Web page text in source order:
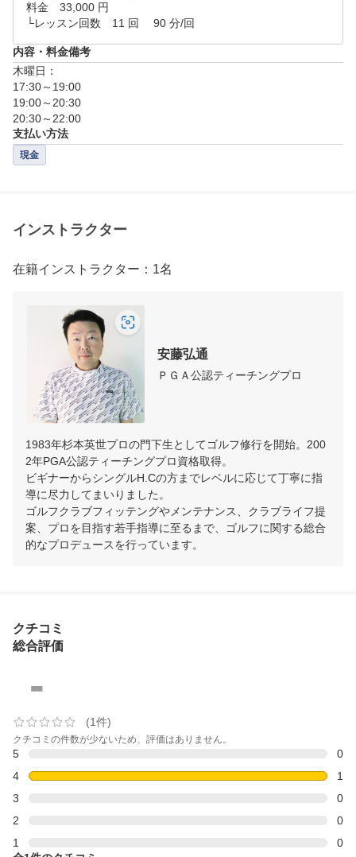
料金　33,000 円
内容・料金備考
木曜日：
17:30～19:00
19:00～20:30
支払い方法
現金
インストラクター
在籍インストラクター：1名
安藤弘通
ＰＧＡ公認ティーチングプロ
1983年杉本英世プロの門下生としてゴルフ修行を開始。200
2年PGA公認ティーチングプロ資格取得。
ビギナーからシングルH.Cの方までレベルに応じて丁寧に指
導に尽力してまいりました。
ゴルフクラブフィッテングやメンテナンス、クラブライフ提
案、プロを目指す若手指導に至るまで、ゴルフに関する総合
的なプロデュースを行っています。
クチコミ
総合評価
-
(1件)
クチコミの件数が少ないため、評価はありません。
5
0
4
1
3
0
2
0
1
0